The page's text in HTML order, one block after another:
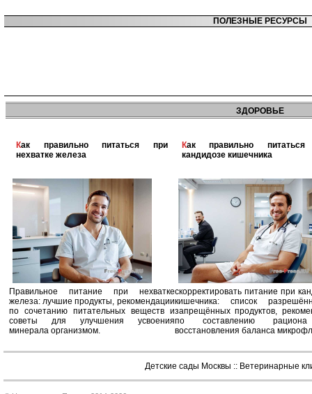
ПОЛЕЗНЫЕ РЕСУРСЫ
ЗДОРОВЬЕ
Как правильно питаться при
нехватке железа
Правильное питание при нехватке
железа: лучшие продукты, рекомендации
по сочетанию питательных веществ и
советы для улучшения усвоения
минерала организмом.
Как правильно питаться при
кандидозе кишечника
скорректировать питание при
кишечника: список
запрещённых продуктов,
по составлению
восстановления баланса
Детские сады Москвы :: Ветеринарные